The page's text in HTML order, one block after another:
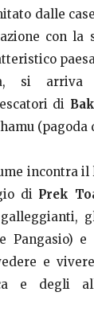
dalle
con la
si arriva
di
(pagoda
incontra il
di Prek
Pangasio) e
e
e degli